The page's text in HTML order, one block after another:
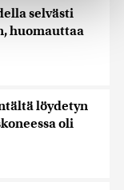
ja mainosten
Lisäksi
ja analytiikka-
käytät
tai joita on
Tietoja
selvästi
huomauttaa
löydetyn
oli